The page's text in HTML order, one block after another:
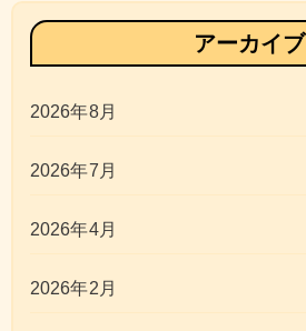
アーカイブ
2026年8月
2026年7月
2026年4月
2026年2月